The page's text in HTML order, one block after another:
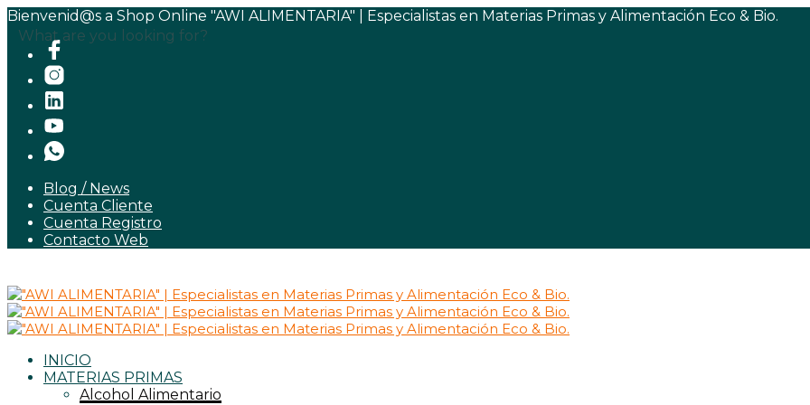
Bienvenid@s a Shop Online "AWI ALIMENTARIA" | Especialistas en Materias Primas y Alimentación Eco & Bio.
Blog / News
Cuenta Cliente
Cuenta Registro
Contacto Web
INICIO
MATERIAS PRIMAS
Alcohol Alimentario
What are you looking for?